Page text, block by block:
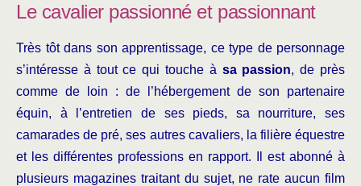
Le cavalier passionné et passionnant
Très tôt dans son apprentissage, ce type de personnage
s’intéresse à tout ce qui touche à sa passion, de près
comme de loin : de l’hébergement de son partenaire
équin, à l’entretien de ses pieds, sa nourriture, ses
camarades de pré, ses autres cavaliers, la filière équestre
et les différentes professions en rapport. Il est abonné à
plusieurs magazines traitant du sujet, ne rate aucun film